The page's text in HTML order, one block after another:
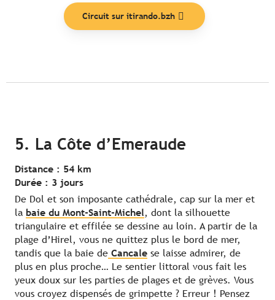
Circuit sur itirando.bzh
5. La Côte d’Emeraude
Distance : 54 km
Durée : 3 jours
De Dol et son imposante cathédrale, cap sur la mer et
la baie du Mont-Saint-Michel, dont la silhouette
triangulaire et effilée se dessine au loin. A partir de la
plage d’Hirel, vous ne quittez plus le bord de mer,
tandis que la baie de Cancale se laisse admirer, de
plus en plus proche… Le sentier littoral vous fait les
yeux doux sur les parties de plages et de grèves. Vous
vous croyez dispensés de grimpette ? Erreur ! Pensez